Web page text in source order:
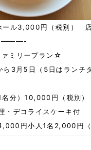
ル3,000円（税別）
ミリープラン☆
3月5日（5日はランチタ
名分）10,000円（税別）
・デコライスケーキ付
円小人1名2,000円（